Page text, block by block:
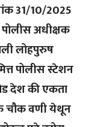
31/10/2025
अधीक्षक
लोहपुरुष
पोलीस स्टेशन
देश की एकता
चौक वणी येथून